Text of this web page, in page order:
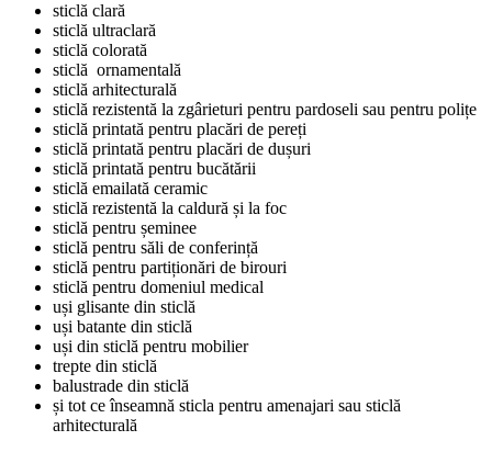
sticlă clară
sticlă ultraclară
sticlă colorată
sticlă ornamentală
sticlă arhitecturală
sticlă rezistentă la zgârieturi pentru pardoseli sau pentru polițe
sticlă printată pentru placări de pereți
sticlă printată pentru placări de dușuri
sticlă printată pentru bucătării
sticlă emailată ceramic
sticlă rezistentă la caldură și la foc
sticlă pentru șeminee
sticlă pentru săli de conferință
sticlă pentru partiționări de birouri
sticlă pentru domeniul medical
uși glisante din sticlă
uși batante din sticlă
uși din sticlă pentru mobilier
trepte din sticlă
balustrade din sticlă
și tot ce înseamnă sticla pentru amenajari sau sticlă
arhitecturală